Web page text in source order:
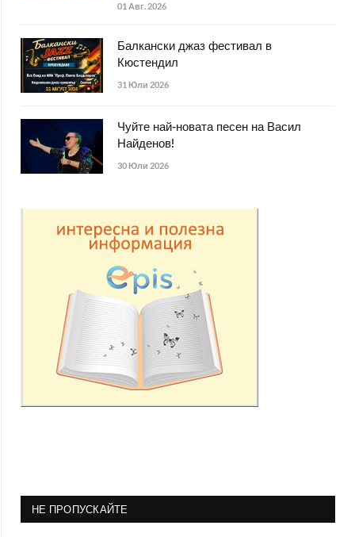
01 Авг. 2026
Балкански джаз фестивал в
Кюстендил
31 Юли 2026
Чуйте най-новата песен на Васил
Найденов!
30 Юли 2026
НЕ ПРОПУСКАЙТЕ